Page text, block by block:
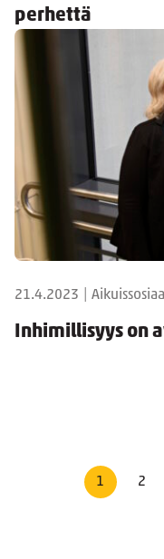
perhettä
21.4.2023
Inhimillisyys on
1 2